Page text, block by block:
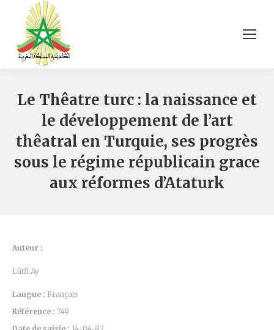
Le Thêatre turc : la naissance et
le développement de l’art
thêatral en Turquie, ses progrès
sous le régime républicain grace
aux réformes d’Ataturk
Auteur :
Lûtfi Ay
Langue : Français
Référence : 749